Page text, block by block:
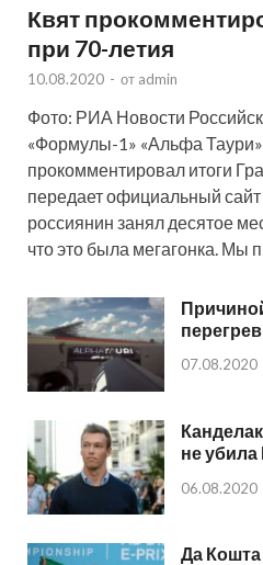
Квят
при 70-летия
10.08.2020 - от admin
Фото: РИА Новости
«Формулы-1» «Альфа
прокомментировал итоги
передает официальный
россиянин занял десятое
что это была мегагонка. Мы
07.08.2020
не убила
06.08.2020
Да